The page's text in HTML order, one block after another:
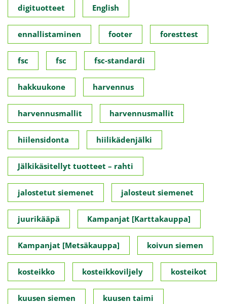
digituotteet English
ennallistaminen footer foresttest
fsc fsc fsc-standardi
hakkuukone harvennus
harvennusmallit harvennusmallit
hiilensidonta hiilikädenjälki
Jälkikäsitellyt tuotteet – rahti
jalostetut siemenet jalosteut siemenet
juurikääpä Kampanjat [Karttakauppa]
Kampanjat [Metsäkauppa] koivun siemen
kosteikko kosteikkoviljely kosteikot
kuusen siemen kuusen taimi